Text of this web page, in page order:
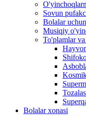
Sovun
Bolalar
Musiqiy
To'plamlar
Bolalar xonasi